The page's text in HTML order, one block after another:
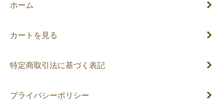
ホーム
カートを見る
特定商取引法に基づく表記
プライバシーポリシー